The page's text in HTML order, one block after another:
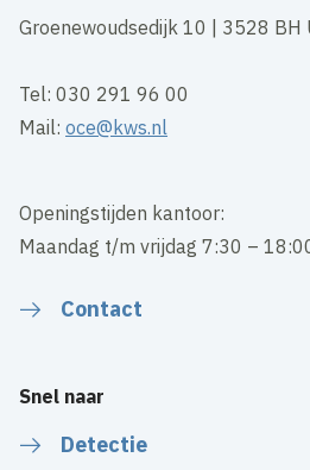
Groenewoudsedijk 10 | 3528 BH
Tel: 030 291 96 00
Mail:oce@kws.nl
Openingstijden kantoor:
Maandag t/m vrijdag 7:30 –
Contact
Snel naar
Detectie